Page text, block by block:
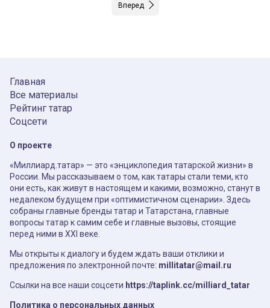
Вперед
Главная
Все материалы
Рейтинг татар
Соцсети
О проекте
«Миллиард.татар» — это «энциклопедия татарской жизни» в
России. Мы рассказываем о том, как татары стали теми, кто
они есть, как живут в настоящем и какими, возможно, станут в
недалеком будущем при «оптимистичном сценарии». Здесь
собраны главные бренды татар и Татарстана, главные
вопросы татар к самим себе и главные вызовы, стоящие
перед ними в XXI веке.
Мы открыты к диалогу и будем ждать ваши отклики и
предложения по электронной почте: millitatar@mail.ru
Ссылки на все наши соцсети https://taplink.cc/milliard_tatar
Политика о персональных данных